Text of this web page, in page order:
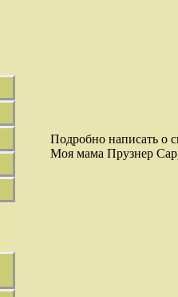
Подробно написать о
Моя мама Прузнер